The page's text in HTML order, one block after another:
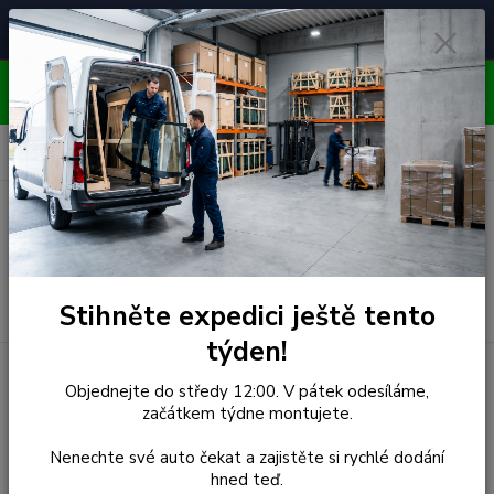
🚘
Čelní skla pro
unikátní vozy
📞
Poradenství
ZDARMA
⭐ 4.7/5 (50 recenzí)
OBJEDNÁVEJTE DO STŘEDY 12:00 - KAŽDÝ PÁTEK
EXPEDUJEME!!
Menu
Hledat
0 ks
za 0,00 Kč
(r.1995-)
Čelní Sklo - ROVER 400/
Stihněte expedici ještě tento
týden!
Objednejte do středy 12:00. V pátek odesíláme,
začátkem týdne montujete.
Nenechte své auto čekat a zajistěte si rychlé dodání
hned teď.